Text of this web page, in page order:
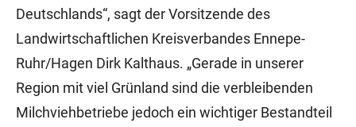
Deutschlands“, sagt der Vorsitzende des
Landwirtschaftlichen Kreisverbandes Ennepe-
Ruhr/Hagen Dirk Kalthaus. „Gerade in unserer
Region mit viel Grünland sind die verbleibenden
Milchviehbetriebe jedoch ein wichtiger Bestandteil